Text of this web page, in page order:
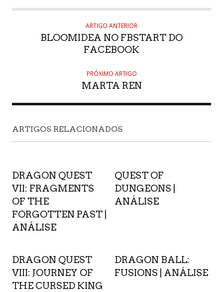
ARTIGO ANTERIOR
BLOOMIDEA NO FBSTART DO
FACEBOOK
PRÓXIMO ARTIGO
MARTA REN
ARTIGOS RELACIONADOS
DRAGON QUEST
VII: FRAGMENTS
OF THE
FORGOTTEN PAST |
ANÁLISE
QUEST OF
DUNGEONS |
ANÁLISE
DRAGON QUEST
VIII: JOURNEY OF
THE CURSED KING
DRAGON BALL:
FUSIONS | ANÁLISE